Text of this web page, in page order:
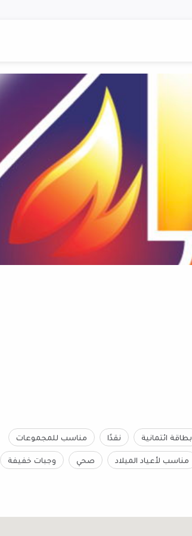
بطاقة ائتمانية نقدًا مناسب للمجموعات
مناسب لأعياد الميلاد صحي وجبات خفيفة